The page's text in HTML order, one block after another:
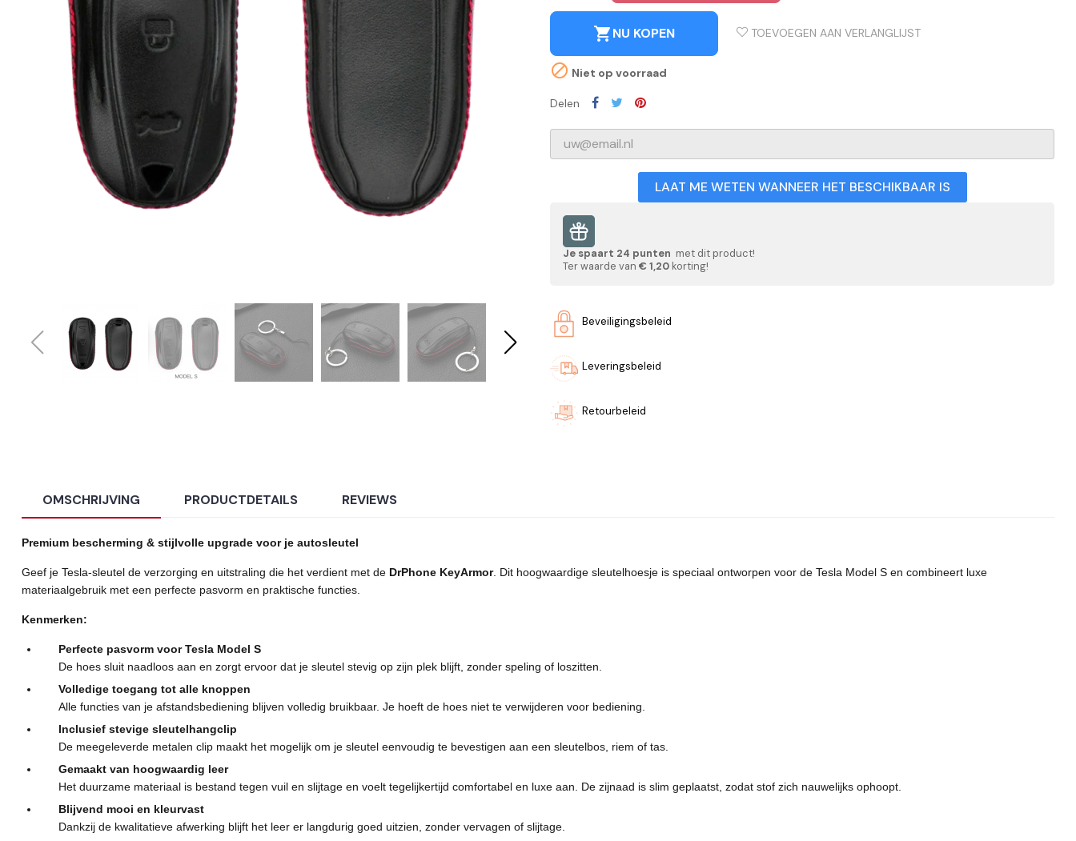
shopping_cartNU KOPEN TOEVOEGEN AAN VERLANGLIJST
 Niet op voorraad
Delen
LAAT ME WETEN WANNEER HET BESCHIKBAAR IS
Je spaart 24 punten met dit product!
Ter waarde van € 1,20 korting!
Beveiligingsbeleid
Leveringsbeleid
Retourbeleid
OMSCHRIJVING PRODUCTDETAILS REVIEWS
Premium bescherming & stijlvolle upgrade voor je autosleutel
Geef je Tesla-sleutel de verzorging en uitstraling die het verdient met de DrPhone KeyArmor. Dit hoogwaardige sleutelhoesje is speciaal ontworpen voor de Tesla Model S en combineert luxe
materiaalgebruik met een perfecte pasvorm en praktische functies.
Kenmerken:
Perfecte pasvorm voor Tesla Model S
De hoes sluit naadloos aan en zorgt ervoor dat je sleutel stevig op zijn plek blijft, zonder speling of loszitten.
Volledige toegang tot alle knoppen
Alle functies van je afstandsbediening blijven volledig bruikbaar. Je hoeft de hoes niet te verwijderen voor bediening.
Inclusief stevige sleutelhangclip
De meegeleverde metalen clip maakt het mogelijk om je sleutel eenvoudig te bevestigen aan een sleutelbos, riem of tas.
Gemaakt van hoogwaardig leer
Het duurzame materiaal is bestand tegen vuil en slijtage en voelt tegelijkertijd comfortabel en luxe aan. De zijnaad is slim geplaatst, zodat stof zich nauwelijks ophoopt.
Blijvend mooi en kleurvast
Dankzij de kwalitatieve afwerking blijft het leer er langdurig goed uitzien, zonder vervagen of slijtage.